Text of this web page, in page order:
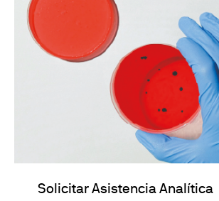
Solicitar Asistencia Analítica